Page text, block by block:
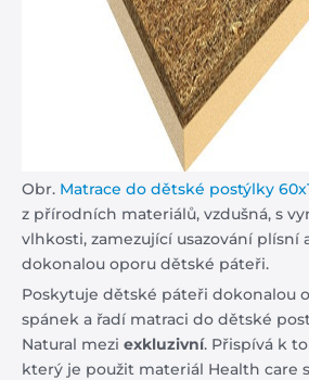
Obr. Matrace do dětské postýlky
z přírodních materiálů, vzdušná, s
vlhkosti, zamezující usazování plísní
dokonalou oporu dětské páteři.
Poskytuje dětské páteři dokonalou
spánek a řadí matraci do dětské
Natural mezi exkluzivní. Přispívá k
který je použit materiál Health care